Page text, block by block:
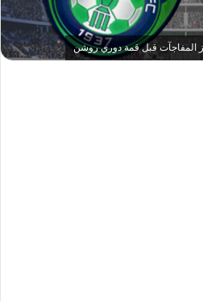
المفاجآت قبل قمة دوري روشن